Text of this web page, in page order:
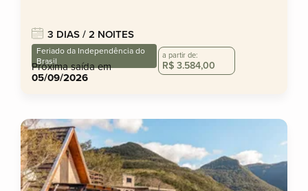
3 DIAS / 2 NOITES
Feriado da Independência do
Brasil
Próxima saída em
05/09/2026
a partir de:
R$ 3.584,00